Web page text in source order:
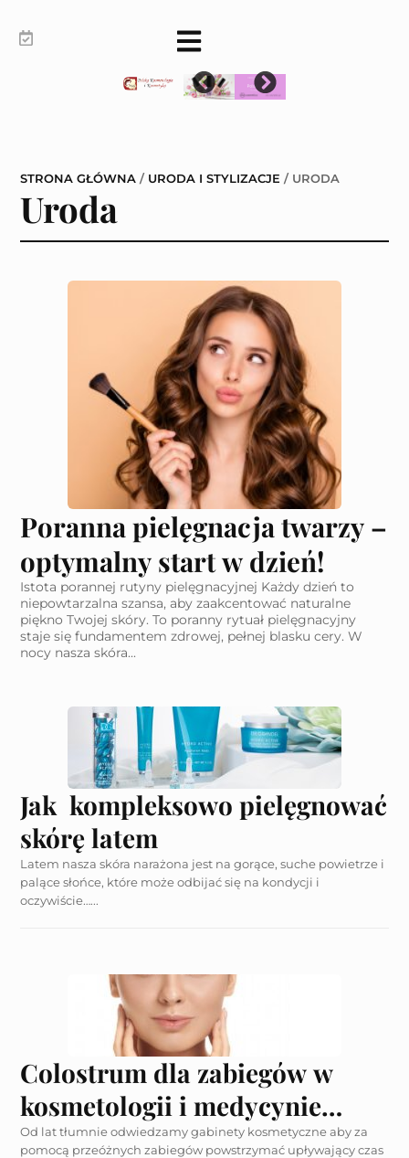
STRONA GŁÓWNA / URODA I STYLIZACJE / URODA
Uroda
Poranna pielęgnacja twarzy –
optymalny start w dzień!
Istota porannej rutyny pielęgnacyjnej Każdy dzień to
niepowtarzalna szansa, aby zaakcentować naturalne
piękno Twojej skóry. To poranny rytuał pielęgnacyjny
staje się fundamentem zdrowej, pełnej blasku cery. W
nocy nasza skóra...
Jak kompleksowo pielęgnować
skórę latem
Latem nasza skóra narażona jest na gorące, suche powietrze i
palące słońce, które może odbijać się na kondycji i
oczywiście…...
Colostrum dla zabiegów w
kosmetologii i medycynie
estetycznej
Od lat tłumnie odwiedzamy gabinety kosmetyczne aby za
pomocą przeóżnych zabiegów powstrzymać upływający czas